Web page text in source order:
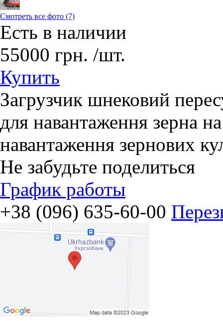
Смотреть все фото (7)
Есть в наличии
55000 грн. /шт.
Купить
Загрузчик шнековий
для навантаження зерна
навантаження зернових
Не забудьте поделиться
График работы
+38 (096) 635-60-00